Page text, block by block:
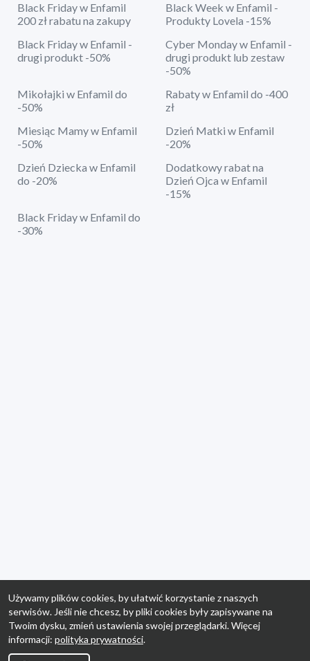
Black Friday w Enfamil
200 zł rabatu na zakupy
Black Week w Enfamil -
Produkty Lovela -15%
Black Friday w Enfamil -
drugi produkt -50%
Cyber Monday w Enfamil -
drugi produkt lub zestaw
-50%
Mikołajki w Enfamil do
-50%
Rabaty w Enfamil do -400
zł
Miesiąc Mamy w Enfamil
-50%
Dzień Matki w Enfamil
-20%
Dzień Dziecka w Enfamil
do -20%
Dodatkowy rabat na
Dzień Ojca w Enfamil
-15%
Black Friday w Enfamil do
-30%
Używamy plików cookies, by ułatwić korzystanie z naszych
serwisów. Jeśli nie chcesz, by pliki cookies były zapisywane na
Twoim dysku, zmień ustawienia swojej przeglądarki. Więcej
informacji: polityka prywatności.